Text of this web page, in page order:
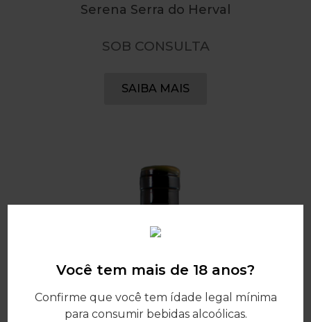
Você tem mais de 18 anos?
Confirme que você tem ídade legal mínima
para consumir bebidas alcoólicas.
Serena Serra do Herval
SOB CONSULTA
SAIBA MAIS